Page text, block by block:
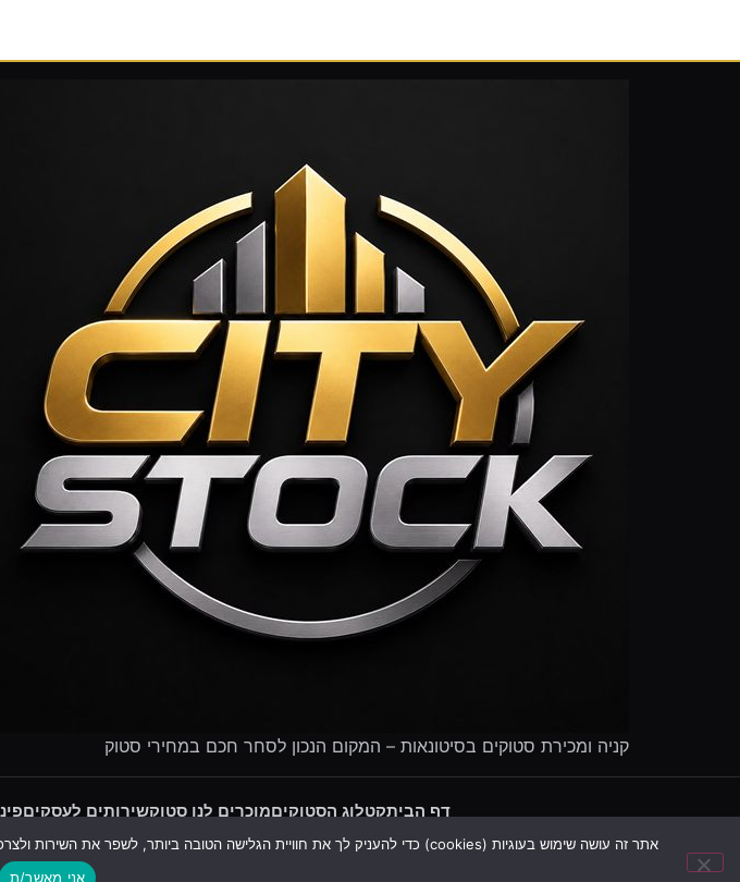
קניה ומכירת סטוקים בסיטונאות – המקום הנכון לסחר חכם במחירי סטוק
דף הביתקטלוג הסטוקיםמוכרים לנו סטוקשירותים לעסקים
עקבו אחרינו:
אתר זה עושה שימוש בעוגיות (cookies) כדי להעניק לך את חוויית הגלישה הטובה ביותר, לשפר את השירות ולצרכים סטטיסטיים. המשך הגלישה באתר מהווה הסכמה לשימוש בעוגיות. ניתן לקרוא עוד במדיניות הפרטיות שלנו.
אני מאשר/ת